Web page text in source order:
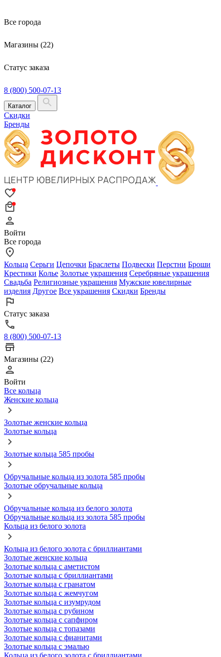
Все города
Магазины (22)
Статус заказа
8 (800) 500-07-13
Каталог
Скидки
Бренды
Войти
Все города
Кольца Серьги Цепочки Браслеты Подвески Перстни Броши
Крестики Колье Золотые украшения Серебряные украшения
Свадьба Религиозные украшения Мужские ювелирные
изделия Другое Все украшения Скидки Бренды
Статус заказа
8 (800) 500-07-13
Магазины (22)
Войти
Все кольца
Женские кольца
Золотые женские кольца
Золотые кольца
Золотые кольца 585 пробы
Обручальные кольца из золота 585 пробы
Золотые обручальные кольца
Обручальные кольца из белого золота
Обручальные кольца из золота 585 пробы
Кольца из белого золота
Кольца из белого золота с бриллиантами
Золотые женские кольца
Золотые кольца с аметистом
Золотые кольца с бриллиантами
Золотые кольца с гранатом
Золотые кольца с жемчугом
Золотые кольца с изумрудом
Золотые кольца с рубином
Золотые кольца с сапфиром
Золотые кольца с топазами
Золотые кольца с фианитами
Золотые кольца с эмалью
Кольца из белого золота с бриллиантами